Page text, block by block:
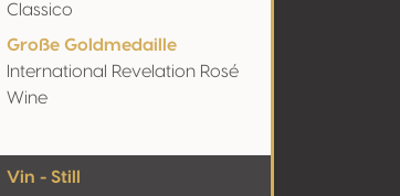
Classico
Große Goldmedaille
International Revelation Rosé
Wine
Vin - Still